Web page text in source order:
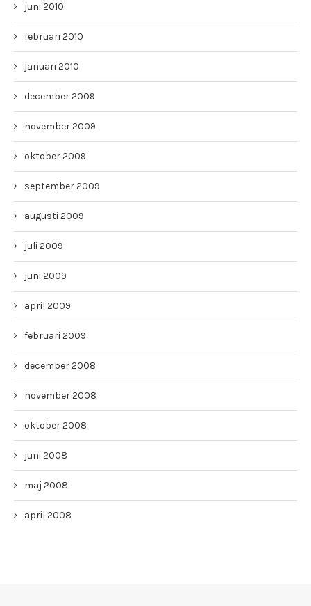
juni 2010
februari 2010
januari 2010
december 2009
november 2009
oktober 2009
september 2009
augusti 2009
juli 2009
juni 2009
april 2009
februari 2009
december 2008
november 2008
oktober 2008
juni 2008
maj 2008
april 2008